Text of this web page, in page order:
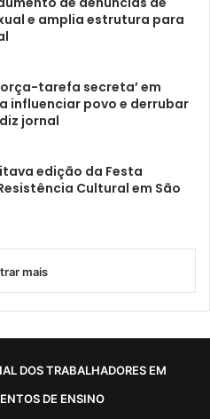
e amplia estrutura para
tarefa secreta’ em
influenciar povo e derrubar
jornal
edição da Festa
Cultural em São
mais
DOS TRABALHADORES EM
DE ENSINO